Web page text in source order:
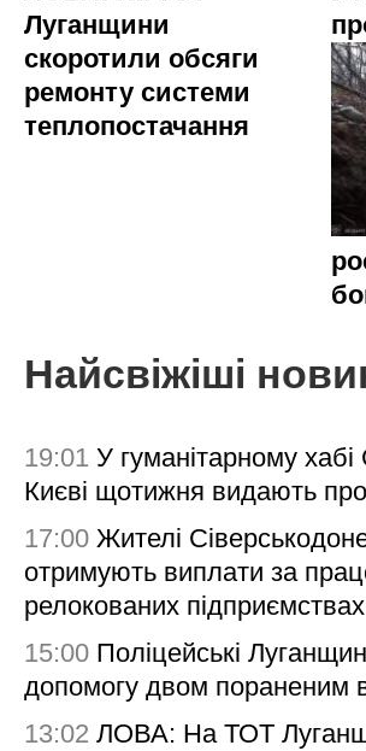
Луганщини
скоротили обсяги
ремонту системи
теплопостачання
Найсвіжіші
19:01 У гуманітарному
Києві щотижня видають
17:00 Жителі
отримують виплати за
релокованих підприємствах
15:00 Поліцейські
допомогу двом пораненим
13:02 ЛОВА: На ТОТ